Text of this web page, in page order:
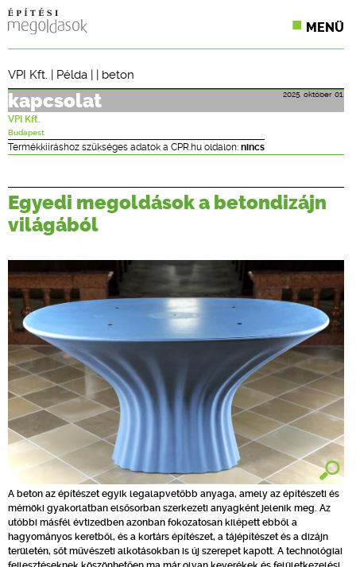
MENÜ
ONLINE KÉPZÉSEK
VPI Kft. | Példa | | beton
2025. október 01.
kapcsolat
VPI Kft.
Budapest
Termékkiíráshoz szükséges adatok a CPR.hu oldalon: nincs
Egyedi megoldások a betondizájn
világából
A beton az építészet egyik legalapvetőbb anyaga, amely az építészeti és
mérnöki gyakorlatban elsősorban szerkezeti anyagként jelenik meg. Az
utóbbi másfél évtizedben azonban fokozatosan kilépett ebből a
hagyományos keretből, és a kortárs építészet, a tájépítészet és a dizájn
területén, sőt művészeti alkotásokban is új szerepet kapott. A technológiai